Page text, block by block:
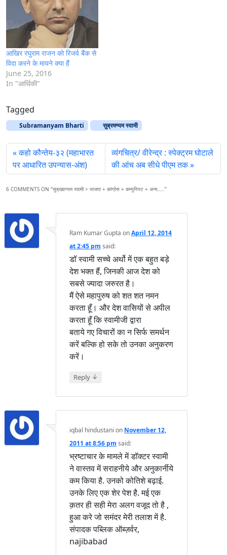
आखिर रघुराम राजन को रिजर्व बैंक से
विदा करने के मायने क्या हैं
June 25, 2016
In "आर्थिकी"
Tagged
Subramanyam Bharti सुब्रमण्‍यम स्‍वामी
कहो कौन्तेय-३२ (महाभारत
पर आधारित उपन्यास-अंश)
व्‍यंगचित्र/ वीरेन्‍द्र : स्‍पेक्‍ट्रम घोटाले
की आंच अब सीधे पीएम तक
6 COMMENTS ON “सुब्रह्मण्यम स्वामी > भाजपा + कांग्रेस + कम्युनिस्ट + अन्य….. ”
Ram Kumar Gupta onApril 12, 2014
at 2:45 pm said:
डॉ स्वामी सच्चे अर्थो में एक बहुत बड़े
देश भक्त हैं, जिनकी आज देश को
सबसे ज्यादा जरुरत है।
मैं ऐसे महापुरुष को शत शत नमन
करता हूँ। और देश वासियों से अपील
करता हूँ कि स्वामीजी द्वारा
बताये गए विचारों का न सिर्फ समर्थन
करें बल्कि हो सके तो उनका अनुकरण
करें।
Reply ↓
iqbal hindustani on November 12,
2011 at 8:56 pm said:
भ्रष्टाचार के मामले में डॉक्टर स्वामी
ने वास्तव में सराहनीये और अनुकार्नीये
कम किया है. उनको कोतिशे बढ़ाई.
उनके लिए एक शेर पेश है. मई एक
क़तर ही सही मेरा अलग वजूद तो है ,
हुआ करे जो समंदर मेरी तलाश में है.
संपादक पब्लिक ऑब्ज़र्वर,
najibabad